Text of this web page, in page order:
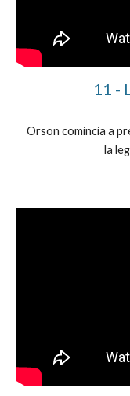
11 -
Orson comincia a
la